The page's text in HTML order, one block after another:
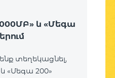
և «Մեգա
տեղեկացնել,
«Մեգա 200»